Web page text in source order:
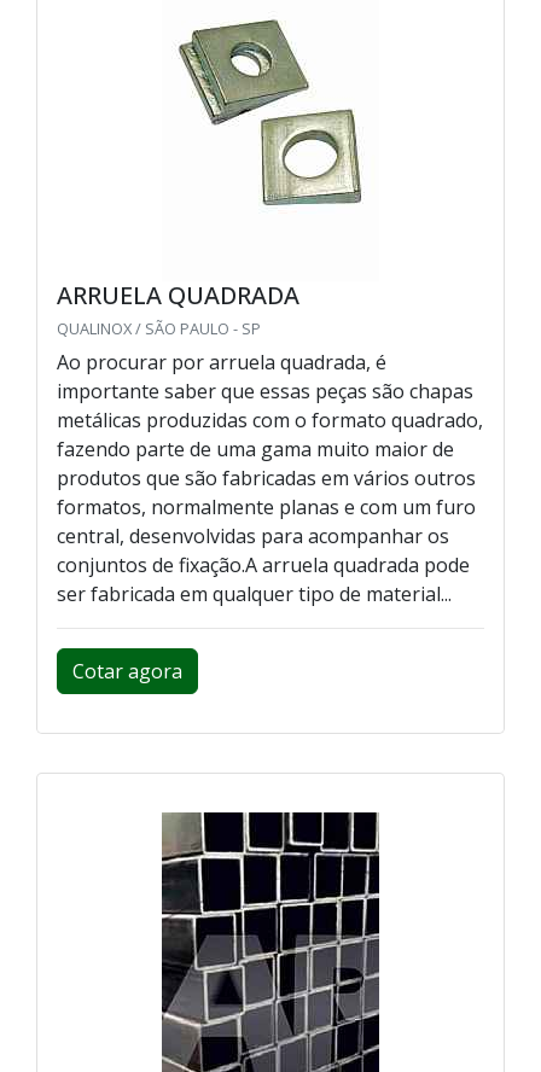
ARRUELA QUADRADA
QUALINOX / SÃO PAULO - SP
Ao procurar por arruela quadrada, é
importante saber que essas peças são chapas
metálicas produzidas com o formato quadrado,
fazendo parte de uma gama muito maior de
produtos que são fabricadas em vários outros
formatos, normalmente planas e com um furo
central, desenvolvidas para acompanhar os
conjuntos de fixação.A arruela quadrada pode
ser fabricada em qualquer tipo de material...
Cotar agora